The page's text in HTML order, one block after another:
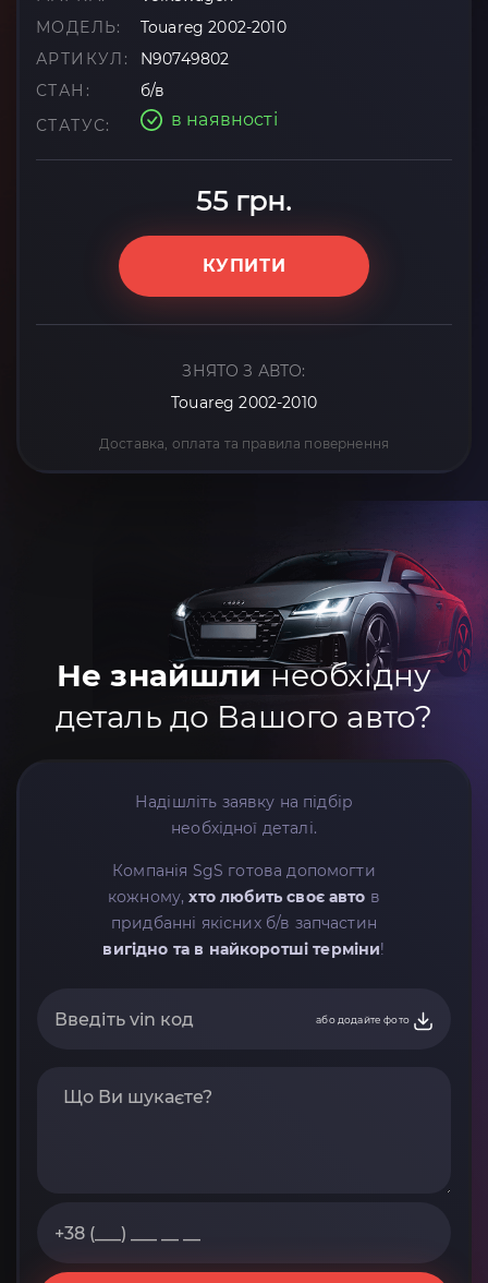
МОДЕЛЬ:
Touareg 2002-2010
АРТИКУЛ:
N90749802
СТАН:
б/в
СТАТУС:
в наявності
55 грн.
КУПИТИ
ЗНЯТО З АВТО:
Touareg 2002-2010
Доставка, оплата та правила повернення
Не знайшлинеобхідну
деталь до Вашого авто?
Надішліть заявку на підбір
необхідної деталі.
Компанія SgS готова допомогти
кожному,хто любить своє авто в
придбанні якісних б/в запчастин
вигідно та в найкоротші терміни!
або додайте фото